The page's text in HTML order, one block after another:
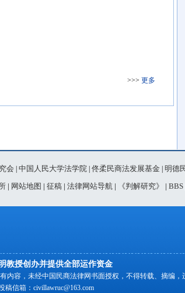
>>> 更多
会 中国人民大学法学院 佟柔民商法发展基金 明德
| 网站地图 | 征稿 | 法律网站导航 | 《判解研究》 | BBS
教授创办并提供全部运作资金
内容，未经中国民商法律网书面授权，不得转载、摘编，
稿信箱： civillawruc@163.com